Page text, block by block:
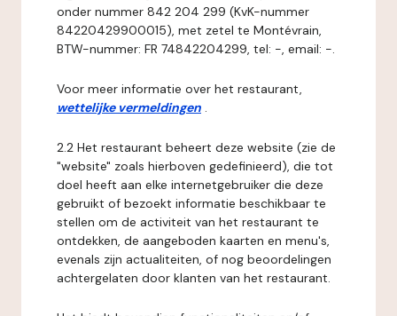
onder nummer 842 204 299 (KvK-nummer
84220429900015), met zetel te Montévrain,
BTW-nummer: FR 74842204299, tel: -, email: -.
Voor meer informatie over het restaurant,
wettelijke vermeldingen .
2.2 Het restaurant beheert deze website (zie de
"website" zoals hierboven gedefinieerd), die tot
doel heeft aan elke internetgebruiker die deze
gebruikt of bezoekt informatie beschikbaar te
stellen om de activiteit van het restaurant te
ontdekken, de aangeboden kaarten en menu's,
evenals zijn actualiteiten, of nog beoordelingen
achtergelaten door klanten van het restaurant.